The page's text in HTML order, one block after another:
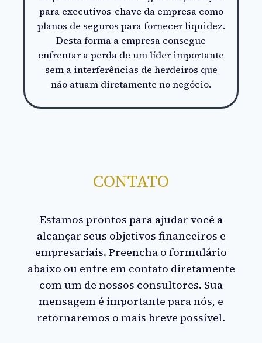
para executivos-chave da empresa como
planos de seguros para fornecer liquidez.
Desta forma a empresa consegue
enfrentar a perda de um líder importante
sem a interferências de herdeiros que
não atuam diretamente no negócio.
CONTATO
Estamos prontos para ajudar você a
alcançar seus objetivos financeiros e
empresariais. Preencha o formulário
abaixo ou entre em contato diretamente
com um de nossos consultores. Sua
mensagem é importante para nós, e
retornaremos o mais breve possível.